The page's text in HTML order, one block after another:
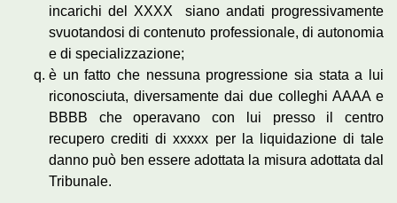
incarichi del XXXX siano andati progressivamente
svuotandosi di contenuto professionale, di autonomia
e di specializzazione;
è un fatto che nessuna progressione sia stata a lui
riconosciuta, diversamente dai due colleghi AAAA e
BBBB che operavano con lui presso il centro
recupero crediti di xxxxx per la liquidazione di tale
danno può ben essere adottata la misura adottata dal
Tribunale.